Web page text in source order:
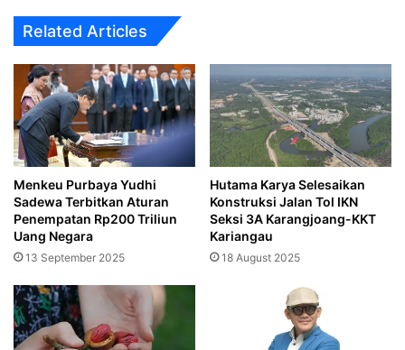
Sektor
Perumahan
Related Articles
Menkeu Purbaya Yudhi
Sadewa Terbitkan Aturan
Penempatan Rp200 Triliun
Uang Negara
13 September 2025
Hutama Karya Selesaikan
Konstruksi Jalan Tol IKN
Seksi 3A Karangjoang-KKT
Kariangau
18 August 2025